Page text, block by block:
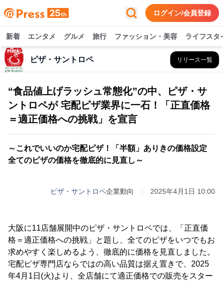
ログイン/会員登録
新着 エンタメ グルメ 旅行 ファッション・美容 ライフスタ
ピザ・サントロペ リリース一覧
“食品値上げラッシュ常態化”の中、ピザ・サ
ントロペが 宅配ピザ業界に一石！「正直価格
＝適正価格への挑戦」を宣言
～これでいいのか宅配ピザ！「半額」ありきの価格設定
全てのピザの価格を徹底的に見直し～
ピザ・サントロペ企業動向 2025年4月1日 10:00
大阪に11店舗展開中のピザ・サントロペでは、「正直価
格＝適正価格への挑戦」と題し、全てのピザをいつでもお
求めやすく楽しめるよう、徹底的に価格を見直しました。
宅配ピザ専門店ならではの高い品質は据え置きで、2025
年4月1日(火)より、全店舗にて適正価格での販売をスター